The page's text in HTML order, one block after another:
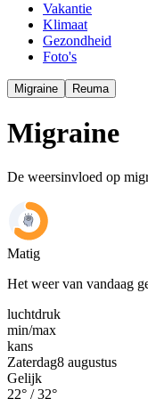
Vakantie
Klimaat
Gezondheid
Foto's
Migraine Reuma
Migraine
De weersinvloed op
Matig
Het weer van vandaag
luchtdruk
min/max
kans
Zaterdag8 augustus
Gelijk
22° /32°